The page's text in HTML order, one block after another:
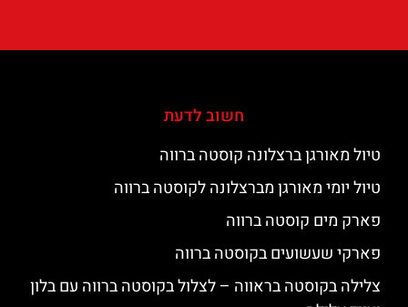
חשוב לדעת
טיול מאורגן ברצלונה קוסטה ברווה
טיול יומי מאורגן מברצלונה לקוסטה ברווה
פארק מים קוסטה ברווה
פארקי שעשועים בקוסטה ברווה
צלילה בקוסטה בראווה – לצלול בקוסטה ברווה עם בלון